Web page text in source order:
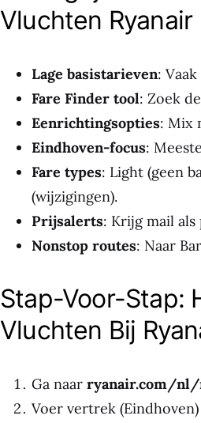
Vluchten Ryanair
Lage basistarieven:
Fare Finder tool: Zoek
Eenrichtingsopties: Mix
Eindhoven-focus:
Fare types: Light (geen
(wijzigingen).
Prijsalerts: Krijg mail
Nonstop routes: Naar
Stap-Voor-Stap:
Vluchten Bij
Ga naar ryanair.com/
Voer vertrek